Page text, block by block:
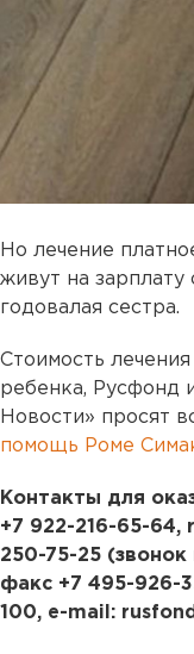
Но лечение
живут на
годовалая сестра.
Стоимость
ребенка, Русфонд
Новости» просят
помощь Роме
Контакты для
+7 922-216-65-64,
250-75-25
факс +7 495-926-
100, e-mail: